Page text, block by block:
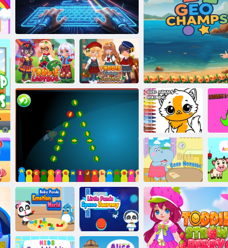
MerryKins színező
Speed Typer játék
Nick Jr.
Vigyázzon a
babára
Geo bajnokok
Aranyos állatok
színezése
Víziló Jó reggelt